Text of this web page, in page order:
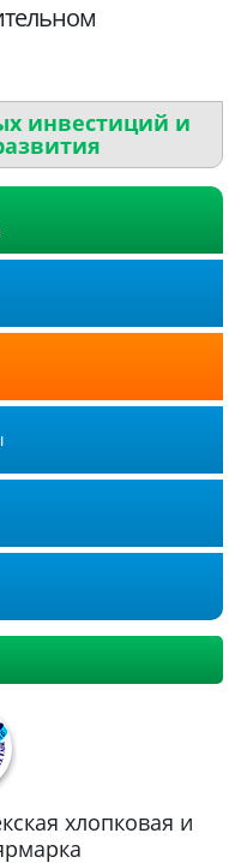
инвестиций и
хлопковая и